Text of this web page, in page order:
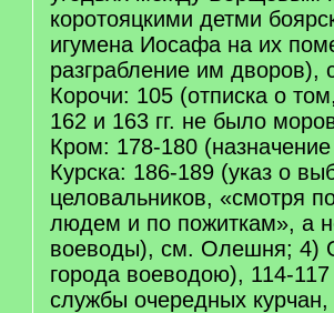
коротояцкими детми
игумена Иосафа на их
разграбление им дворов),
Корочи: 105 (отписка о
162 и 163 гг. не было
Кром: 178-180
Курска: 186-189 (указ о
целовальников, «смотря
людем и по пожиткам», а
воеводы), см. Олешня; 4)
города воеводою), 114-
службы очередных